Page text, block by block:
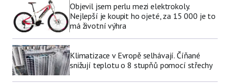
Objevil jsem perlu mezi elektrokoly.
Nejlepší je koupit ho ojeté, za 15 000 je to
má životní výhra
Klimatizace v Evropě selhávají. Číňané
snižují teplotu o 8 stupňů pomocí střechy